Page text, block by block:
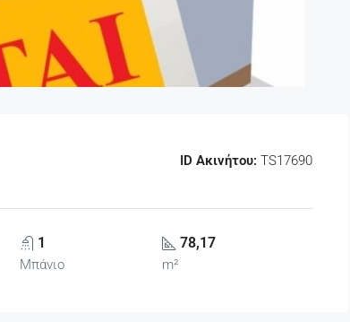
ID Ακινήτου: TS17690
1
Μπάνιο
78,17
m²